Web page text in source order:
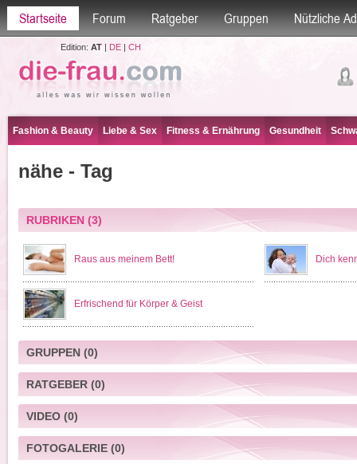
Startseite Forum Ratgeber Gruppen Nützliche
Edition: AT| DE| CH
Fashion & Beauty Liebe & Sex Fitness & Ernährung Gesundheit
nähe - Tag
RUBRIKEN(3)
Raus aus meinem Bett! Dich
Erfrischend für Körper & Geist
GRUPPEN(0)
RATGEBER(0)
VIDEO(0)
FOTOGALERIE(0)